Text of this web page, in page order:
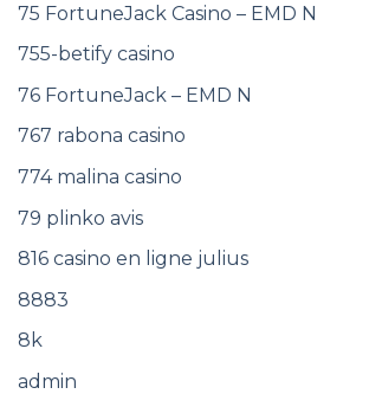
75 FortuneJack Casino – EMD N
755-betify casino
76 FortuneJack – EMD N
767 rabona casino
774 malina casino
79 plinko avis
816 casino en ligne julius
8883
8k
admin